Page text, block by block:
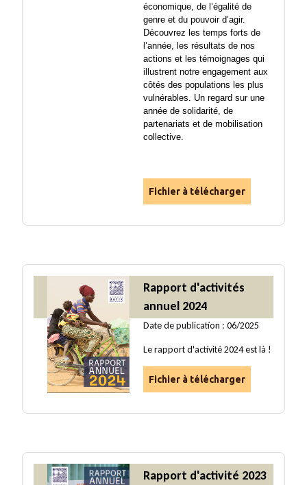
économique, de l’égalité de
genre et du pouvoir d’agir.
Découvrez les temps forts de
l’année, les résultats de nos
actions et les témoignages qui
illustrent notre engagement aux
côtés des populations les plus
vulnérables. Un regard sur une
année de solidarité, de
partenariats et de mobilisation
collective.
Fichier à télécharger
Rapport d'activités
annuel 2024
Date de publication : 06/2025
Le rapport d'activité 2024 est là !
Fichier à télécharger
Rapport d'activité 2023